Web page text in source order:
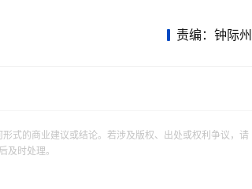
责编：钟际州
式的商业建议或结论。若涉及版权、出处或权利争议，请
时处理。